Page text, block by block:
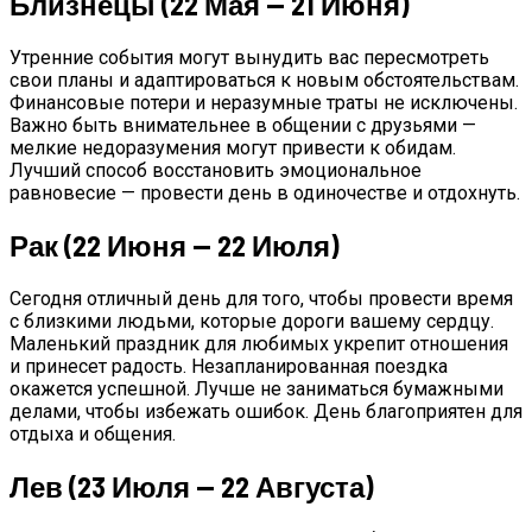
Делать, Чтобы Привлечь Успех В Свою
Утренние события могут вынудить вас пересмотреть
свои планы и адаптироваться к новым обстоятельствам.
Финансовые потери и неразумные траты не исключены.
Важно быть внимательнее в общении с друзьями —
мелкие недоразумения могут привести к обидам.
Лучший способ восстановить эмоциональное
равновесие — провести день в одиночестве и отдохнуть.
Рак (22 Июня — 22 Июля)
Сегодня отличный день для того, чтобы провести время
с близкими людьми, которые дороги вашему сердцу.
Маленький праздник для любимых укрепит отношения
и принесет радость. Незапланированная поездка
окажется успешной. Лучше не заниматься бумажными
делами, чтобы избежать ошибок. День благоприятен для
отдыха и общения.
Лев (23 Июля — 22 Августа)